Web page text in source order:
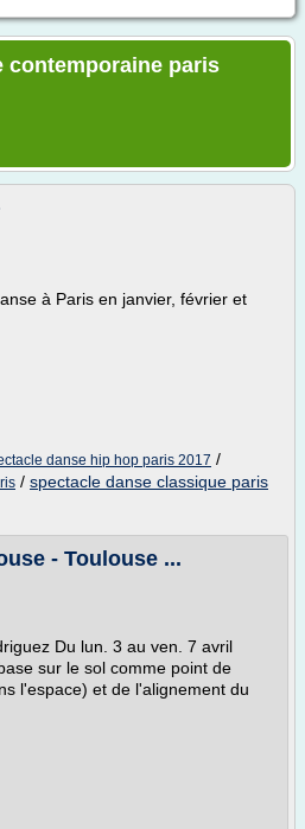
contemporaine paris
à Paris en janvier, février et
danse hip hop paris 2017 /
/ spectacle danse classique paris
- Toulouse ...
Du lun. 3 au ven. 7 avril
sur le sol comme point de
l'espace) et de l'alignement du